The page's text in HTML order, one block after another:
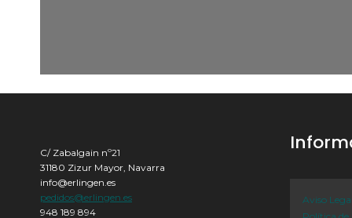
C/ Zabalgain nº21
31180 Zizur Mayor, Navarra
info@erlingen.es
pedidos@erlingen.es
948 189 894
Aviso Legal